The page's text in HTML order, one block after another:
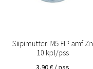
Siipimutteri M5 FIP amf Zn
10 kpl/pss
3,90€ / pss